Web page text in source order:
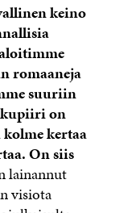
keino
romaaneja
suuriin
on
kertaa
On siis
lainannut
visiota